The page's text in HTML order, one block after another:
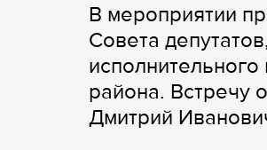
В мероприятии
Совета
района. Встречу
Дмитрий